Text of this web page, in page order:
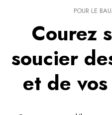
POUR LE
Courez
soucier
et de